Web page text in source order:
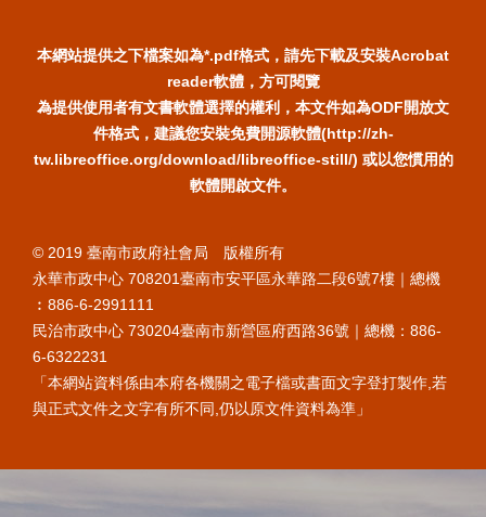
本網站提供之下檔案如為*.pdf格式，請先下載及安裝Acrobat
reader軟體，方可閱覽
為提供使用者有文書軟體選擇的權利，本文件如為ODF開放文
件格式，建議您安裝免費開源軟體(http://zh-
tw.libreoffice.org/download/libreoffice-still/) 或以您慣用的
軟體開啟文件。
© 2019 臺南市政府社會局 版權所有
永華市政中心 708201臺南市安平區永華路二段6號7樓｜總機
︰886-6-2991111
民治市政中心 730204臺南市新營區府西路36號｜總機：886-
6-6322231
「本網站資料係由本府各機關之電子檔或書面文字登打製作,若
與正式文件之文字有所不同,仍以原文件資料為準」